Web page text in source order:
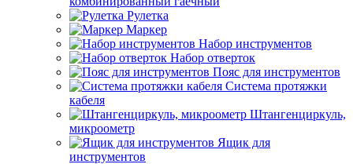
Рулетка
Маркер
Набор инструментов
Набор отверток
Пояс для инструментов
Система протяжки
кабеля
Штангенциркуль,
микроометр
Ящик для
инструментов